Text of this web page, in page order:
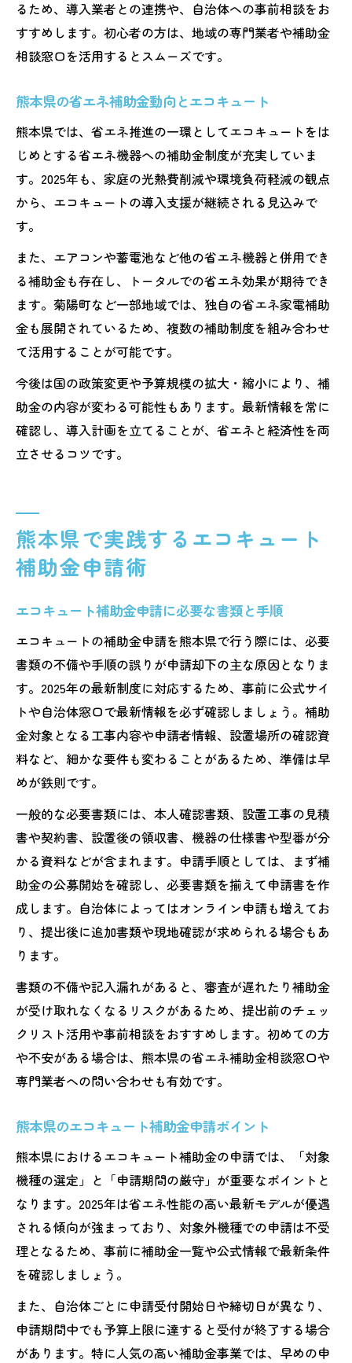
るため、導入業者との連携や、自治体への事前相談をお
すすめします。初心者の方は、地域の専門業者や補助金
相談窓口を活用するとスムーズです。
熊本県の省エネ補助金動向とエコキュート
熊本県では、省エネ推進の一環としてエコキュートをは
じめとする省エネ機器への補助金制度が充実していま
す。2025年も、家庭の光熱費削減や環境負荷軽減の観点
から、エコキュートの導入支援が継続される見込みで
す。
また、エアコンや蓄電池など他の省エネ機器と併用でき
る補助金も存在し、トータルでの省エネ効果が期待でき
ます。菊陽町など一部地域では、独自の省エネ家電補助
金も展開されているため、複数の補助制度を組み合わせ
て活用することが可能です。
今後は国の政策変更や予算規模の拡大・縮小により、補
助金の内容が変わる可能性もあります。最新情報を常に
確認し、導入計画を立てることが、省エネと経済性を両
立させるコツです。
熊本県で実践するエコキュート
補助金申請術
エコキュート補助金申請に必要な書類と手順
エコキュートの補助金申請を熊本県で行う際には、必要
書類の不備や手順の誤りが申請却下の主な原因となりま
す。2025年の最新制度に対応するため、事前に公式サイ
トや自治体窓口で最新情報を必ず確認しましょう。補助
金対象となる工事内容や申請者情報、設置場所の確認資
料など、細かな要件も変わることがあるため、準備は早
めが鉄則です。
一般的な必要書類には、本人確認書類、設置工事の見積
書や契約書、設置後の領収書、機器の仕様書や型番が分
かる資料などが含まれます。申請手順としては、まず補
助金の公募開始を確認し、必要書類を揃えて申請書を作
成します。自治体によってはオンライン申請も増えてお
り、提出後に追加書類や現地確認が求められる場合もあ
ります。
書類の不備や記入漏れがあると、審査が遅れたり補助金
が受け取れなくなるリスクがあるため、提出前のチェッ
クリスト活用や事前相談をおすすめします。初めての方
や不安がある場合は、熊本県の省エネ補助金相談窓口や
専門業者への問い合わせも有効です。
熊本県のエコキュート補助金申請ポイント
熊本県におけるエコキュート補助金の申請では、「対象
機種の選定」と「申請期間の厳守」が重要なポイントと
なります。2025年は省エネ性能の高い最新モデルが優遇
される傾向が強まっており、対象外機種での申請は不受
理となるため、事前に補助金一覧や公式情報で最新条件
を確認しましょう。
また、自治体ごとに申請受付開始日や締切日が異なり、
申請期間中でも予算上限に達すると受付が終了する場合
があります。特に人気の高い補助金事業では、早めの申